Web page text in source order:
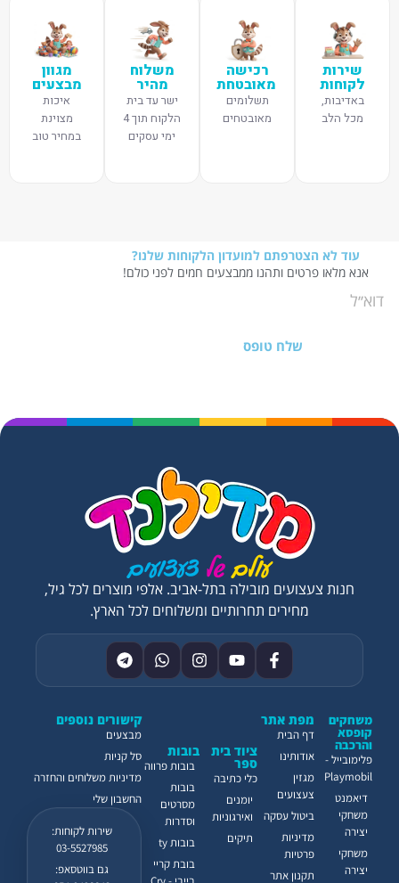
שירות
לקוחות
באדיבות,
מכל הלב
רכישה
מאובטחת
תשלומים
מאובטחים
משלוח
מהיר
ישר עד בית
הלקוח תוך 4
ימי עסקים
מגוון
מבצעים
איכות
מצוינת
במחיר טוב
עוד לא הצטרפתם למועדון הלקוחות שלנו?
אנא מלאו פרטים ותהנו ממבצעים חמים לפני כולם!
שלח טופס
קישורים נוספים
מבצעים
סל קניות
מדיניות משלוחים והחזרה
החשבון שלי
שירות לקוחות:
03-5527985
גם בווטסאפ:
ציוד בית
ספר
כלי כתיבה
יומנים
ואירגוניות
תיקים
בובות
בובות פרווה
בובות
מסרטים
וסדרות
בובות ty
בובת קריי
משחקים
קופסא
והרכבה
פלימובייל -
Playmobil
דיאמנט
משחקי
יצירה
משחקי
יצירה
מפת אתר
דף הבית
אודותינו
מגזין
צעצועים
ביטול עסקה
מדיניות
פרטיות
תקנון אתר
חנות צעצועים מובילה בתל-אביב. אלפי מוצרים לכל גיל,
מחירים תחרותיים ומשלוחים לכל הארץ.